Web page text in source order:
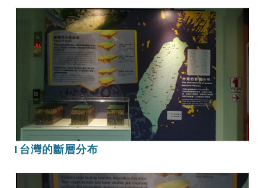
灣
的
斷
層
分
布
台灣的斷層分布
斷